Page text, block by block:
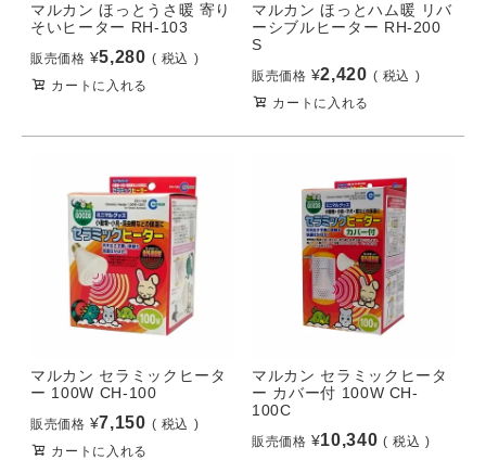
マルカン ほっとうさ暖 寄り
そいヒーター RH-103
販売価格 ¥5,280
税込
カートに入れる
マルカン ほっとハム暖 リバ
ーシブルヒーター RH-200
S
販売価格 ¥2,420
税込
カートに入れる
マルカン セラミックヒータ
ー 100W CH-100
販売価格 ¥7,150
税込
カートに入れる
マルカン セラミックヒータ
ー カバー付 100W CH-
100C
販売価格 ¥10,340
税込